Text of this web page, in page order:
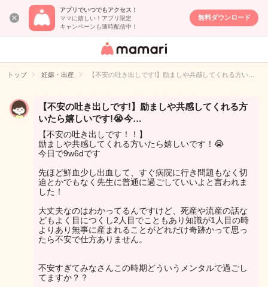
アプリでいつでもアクセス！
ママに嬉しい！アプリ限定
キャンペーンも随時配信中！
無料ダウンロード
女性専用匿名QA
イト
トップ 妊娠・出産 【不安の吐き出しです!】励ましや共感してくれる方い…
【不安の吐き出しです!】励ましや共感してくれる方
いたら嬉しいです!😭今…
【不安の吐き出しです！！】
励ましや共感してくれる方いたら嬉しいです！😭
今日で9w6dです
先ほど鮮血少し出血して、すぐ病院に行き問題もなく切
迫とかでもなく先生に普通に過ごしていいよと言われま
した！
大丈夫なのはわかってるんですけど、死産や流産の話な
どもよく目につくし2人目でこともあり知識が1人目の時
よりあり無事に産まれることがどれだけ奇跡かって思っ
たら不安で仕方ありません。
不安すぎてみなさんこの時期どういうメンタルで過ごし
てますか？？